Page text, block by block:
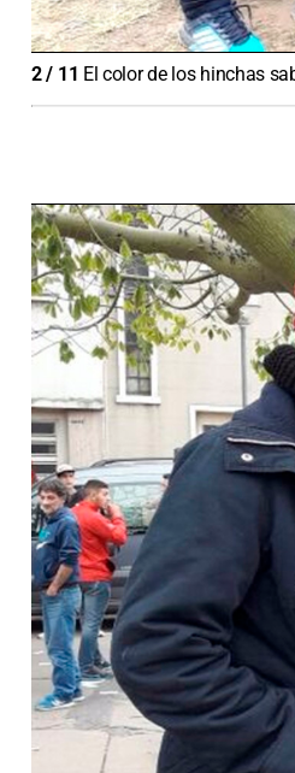
2/ 11 El color de los hinchas